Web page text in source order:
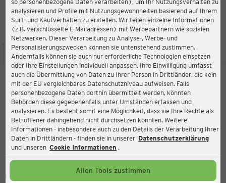
so personenbezogene Daten verarbeiten), um Ihr Nutzungsverhalten zu
analysieren und Profile mit Nutzungsgewohnheiten basierend auf Ihrem
Surf- und Kaufverhalten zu erstellen. Wir teilen einzelne Informationen
(z.B. verschlüsselte E-Mailadressen) mit Werbepartnern wie sozialen
Netzwerken. Dieser Verarbeitung zu Analyse-, Werbe- und
Personalisierungszwecken können sie untenstehend zustimmen.
Andernfalls können sie auch nur erforderliche Technologien einsetzen
oder Ihre Einstellungen individuell anpassen. Ihre Einwilligung umfasst
auch die Übermittlung von Daten zu Ihrer Person in Drittländer, die kein
mit der EU vergleichbares Datenschutzniveau aufweisen. Falls
personenbezogene Daten dorthin übermittelt werden, könnten
Behörden diese gegebenenfalls unter Umständen erfassen und
analysieren. Es besteht somit eine Möglichkeit, dass sie Ihre Rechte als
Betroffener dahingehend nicht durchsetzen könnten. Weitere
Informationen - insbesondere auch zu den Details der Verarbeitung Ihrer
Daten in Drittländern - finden sie in unserer Datenschutzerklärung
und unseren Cookie Informationen .
Allen Tools zustimmen
4600 Wels
4,5
Bewertung:
STANDORT SERVICES SORTIMENT AKTIONEN
Ernsting's family
Bäckergasse 10, 4600 Wels
Aktuell:
Geschlossen
Service Hotline